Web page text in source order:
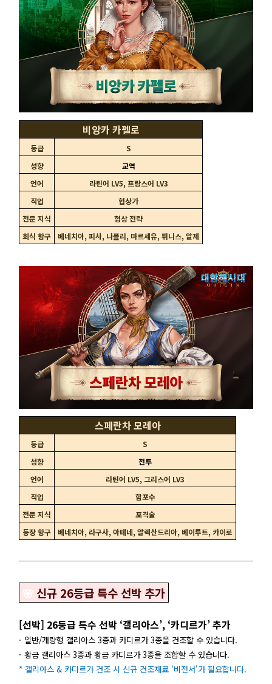
비앙카 카펠로
등급
S
성향
교역
언어
라틴어 LV5, 프랑스어 LV3
직업
협상가
전문 지식
협상 전략
회식 항구
베네치아, 피사, 나폴리, 마르세유, 튀니스, 알제
스페란차 모레아
등급
S
성향
전투
언어
라틴어 LV5, 그리스어 LV3
직업
함포수
전문 지식
포격술
등장 항구
베네치아, 라구사, 아테네, 알렉산드리아, 베이루트, 카이로
🌸 신규 26등급 특수 선박 추가
[선박] 26등급 특수 선박 ‘갤리아스’, ‘카디르가’ 추가
- 일반/개량형 갤리아스 3종과 카디르가 3종을 건조할 수 있습니다.
- 황금 갤리아스 3종과 황금 카디르가 3종을 조합할 수 있습니다.
* 갤리아스 & 카디르가 건조 시 신규 건조재료 '비전서'가 필요합니다.